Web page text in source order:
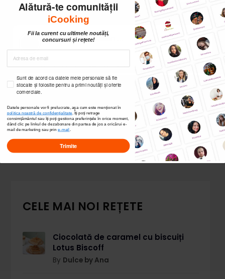
CELE MAI NOI REȚETE
Ciocolată de caramel cu biscuiți
Lotus Biscoff
By Dulce by Ana
Alătură-te comunității
iCooking
Fii la curent cu ultimele noutăți,
concursuri și rețete!
Sunt de acord ca datele mele personale să fie
stocate și folosite pentru a primi noutăți și oferte
comerciale.
Datele personale vor fi prelucrate, așa cum este menționat în
politica noastră de confidențialitate . Îți poți retrage
consimțământul sau îți poți gestiona preferințele în orice moment,
dând clic pe linkul de dezabonare din partea de jos a oricărui e-
mail de marketing sau prine-mail
Trimite